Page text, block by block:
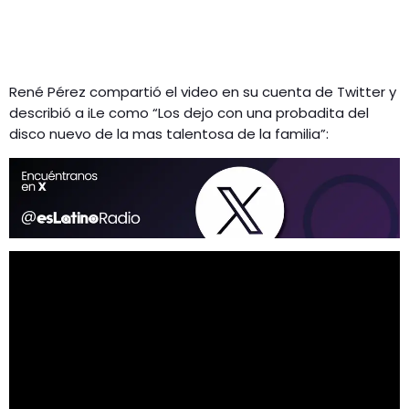
René Pérez compartió el video en su cuenta de Twitter y
describió a iLe como “Los dejo con una probadita del
disco nuevo de la mas talentosa de la familia”: